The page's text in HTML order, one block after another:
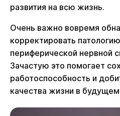
развития на всю жизнь.
Очень важно вовремя
корректировать
периферической нервной
Зачастую это помогает
работоспособность и
качества жизни в